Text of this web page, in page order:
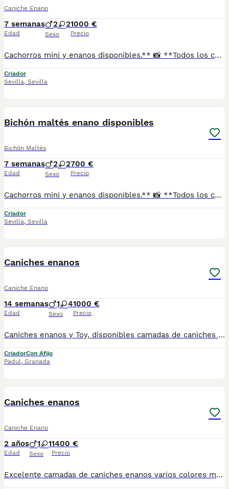
Caniche Enano
7 semanas
Edad
2 2
Sexo
1000 €
Precio
Cachorros mini y enanos disponibles.** 📸 **Todos los cachorros disponibles están publicados en nuestra web**, donde podrás ver fotos actualizadas, información y disponibilidad. ✅ Se entregan con: ✔ Cartilla veterinaria. ✔ Vacunas al día según la edad. ✔ Pienso para los primeros días. ✔ Contrato de compra. ✔ Garantía. 🚚 **Envíos con pago a la entrega** para mayor comodidad y tranquilidad. 📍 Enviamos a: Andalucía, Madrid, Cataluña, Comunidad Valenciana, Murcia, Aragón, Castilla-La Mancha, Castilla y León, Extremadura, Galicia, Asturias, Cantabria, País Vasco, Navarra y La Rioja. 📞 Teléfono y WhatsApp: **621 31 88 32** 🌐 Web: https://www.mundochihuahua.es
Criador
Sevilla, Sevilla
Bichón maltés enano disponibles
Bichón Maltés
7 semanas
Edad
2 2
Sexo
700 €
Precio
Cachorros mini y enanos disponibles.** 📸 **Todos los cachorros disponibles están publicados en nuestra web**, donde podrás ver fotos actualizadas, información y disponibilidad. ✅ Se entregan con: ✔ Cartilla veterinaria. ✔ Vacunas al día según la edad. ✔ Pienso para los primeros días. ✔ Contrato de compra. ✔ Garantía. 🚚 **Envíos con pago a la entrega** para mayor comodidad y tranquilidad. 📍 Enviamos a: Andalucía, Madrid, Cataluña, Comunidad Valenciana, Murcia, Aragón, Castilla-La Mancha, Castilla y León, Extremadura, Galicia, Asturias, Cantabria, País Vasco, Navarra y La Rioja. 📞 Teléfono y WhatsApp: **621 31 88 32** 🌐 Web: https://www.mundochihuahua.es
Criador
Sevilla, Sevilla
Caniches enanos
Caniche Enano
14 semanas
Edad
1 4
Sexo
1000 €
Precio
Caniches enanos y Toy, disponibles camadas de caniches rojos y apricot. Ya están comiendo pienso, y de su mami, se entregan con vacuna, desparasitados, microchip,contrato de garantías y compraventa, pienso del que están comiendo. No dudes en contactar con nosotros, te informamos sin compromiso. El valor es orientativo, dependiendo del tamaño, color, morfología. Te vas a quedar sin el tuyo? 🐾🐾
CriadorCon Afijo
Padul, Granada
Caniches enanos
Caniche Enano
2 años
Edad
1 1
Sexo
1400 €
Precio
Excelente camadas de caniches enanos varios colores machos y hembras desparasitados vacunados pasaporte y microchip hacemos envío a cualquier provincia y para su tranquilidad puede pagar reembolso para más fotos y vídeos actuales contactar al teléfono 690881366 núcleo 0612